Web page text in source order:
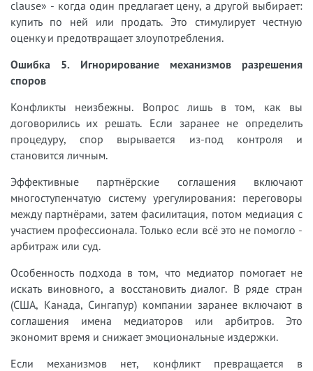
clause» - когда один предлагает цену, а другой выбирает:
купить по ней или продать. Это стимулирует честную
оценку и предотвращает злоупотребления.
Ошибка 5. Игнорирование механизмов разрешения
споров
Конфликты неизбежны. Вопрос лишь в том, как вы
договорились их решать. Если заранее не определить
процедуру, спор вырывается из-под контроля и
становится личным.
Эффективные партнёрские соглашения включают
многоступенчатую систему урегулирования: переговоры
между партнёрами, затем фасилитация, потом медиация с
участием профессионала. Только если всё это не помогло -
арбитраж или суд.
Особенность подхода в том, что медиатор помогает не
искать виновного, а восстановить диалог. В ряде стран
(США, Канада, Сингапур) компании заранее включают в
соглашения имена медиаторов или арбитров. Это
экономит время и снижает эмоциональные издержки.
Если механизмов нет, конфликт превращается в